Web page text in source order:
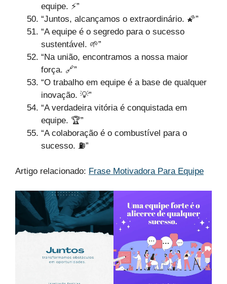
equipe. ⚡”
“Juntos, alcançamos o extraordinário. 🌠”
“A equipe é o segredo para o sucesso
sustentável. 🌱”
“Na união, encontramos a nossa maior
força. 🔗”
“O trabalho em equipe é a base de qualquer
inovação. 💡”
“A verdadeira vitória é conquistada em
equipe. 🏆”
“A colaboração é o combustível para o
sucesso. ⛽”
Artigo relacionado: Frase Motivadora Para Equipe